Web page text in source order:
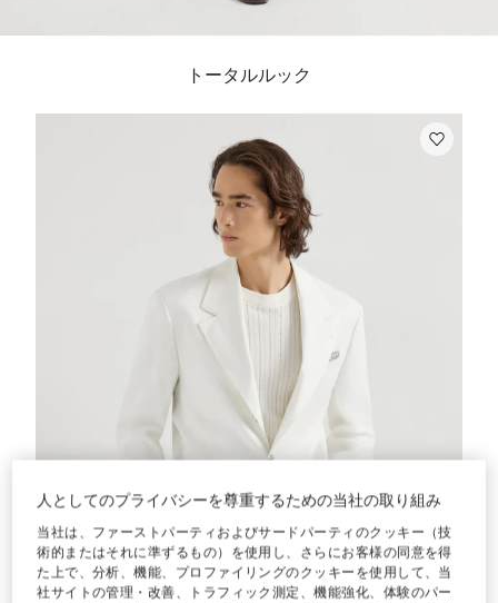
トータルルック
人としてのプライバシーを尊重するための当社の取り組み
当社は、ファーストパーティおよびサードパーティのクッキー（技
術的またはそれに準ずるもの）を使用し、さらにお客様の同意を得
た上で、分析、機能、プロファイリングのクッキーを使用して、当
社サイトの管理・改善、トラフィック測定、機能強化、体験のパー